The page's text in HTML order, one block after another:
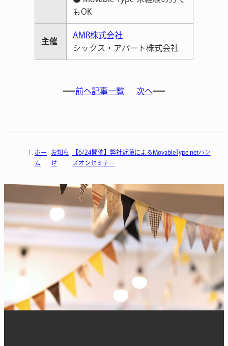
もOK
主催
AMR株式会社
シックス・アパート株式会社
前へ記事一覧 次へ
ホー
ム
お知ら
せ
【6/24開催】弊社近藤によるMovableType.netハン
ズオンセミナー